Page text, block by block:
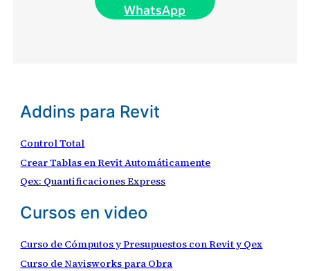
WhatsApp
Addins para Revit
Control Total
Crear Tablas en Revit Automáticamente
Qex: Quantificaciones Express
Cursos en video
Curso de Cómputos y Presupuestos con Revit y Qex
Curso de Navisworks para Obra